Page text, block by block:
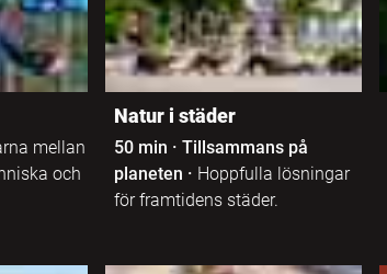
mellan
och
Natur i städer
50 min · Tillsammans på
planeten · Hoppfulla lösningar
för framtidens städer.